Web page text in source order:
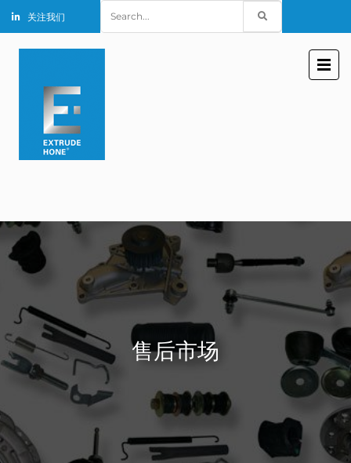
关注我们
for:
售后市场